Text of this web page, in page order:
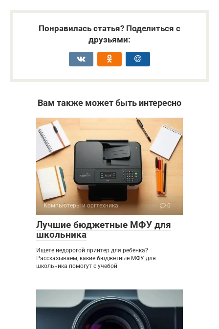
Понравилась статья? Поделиться с
друзьями:
Вам также может быть интересно
Компьютеры и оргтехника 0
Лучшие бюджетные МФУ для
школьника
Ищете недорогой принтер для ребенка?
Рассказываем, какие бюджетные МФУ для
школьника помогут с учебой